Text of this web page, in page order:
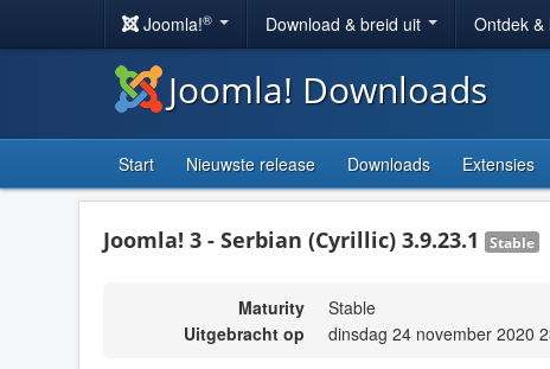
Joomla!® Download & breid uit Ontdek &
Joomla! Downloads
Start Nieuwste release Downloads Extensies
Joomla! 3 - Serbian (Cyrillic) 3.9.23.1 Stable
Maturity
Stable
Uitgebracht op
dinsdag 24 november 2020